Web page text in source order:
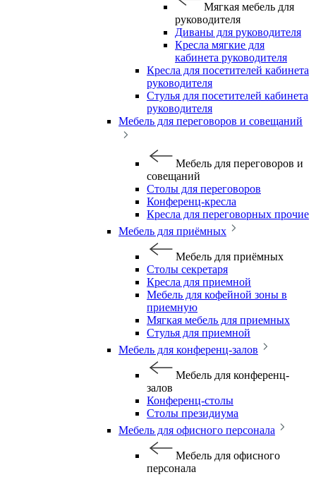
Мягкая мебель для
руководителя
Диваны для руководителя
Кресла мягкие для
кабинета руководителя
Кресла для посетителей кабинета
руководителя
Стулья для посетителей кабинета
руководителя
Мебель для переговоров и совещаний
Мебель для переговоров и
совещаний
Столы для переговоров
Конференц-кресла
Кресла для переговорных прочие
Мебель для приёмных
Мебель для приёмных
Столы секретаря
Кресла для приемной
Мебель для кофейной зоны в
приемную
Мягкая мебель для приемных
Стулья для приемной
Мебель для конференц-залов
Мебель для конференц-
залов
Конференц-столы
Столы президиума
Мебель для офисного персонала
Мебель для офисного
персонала